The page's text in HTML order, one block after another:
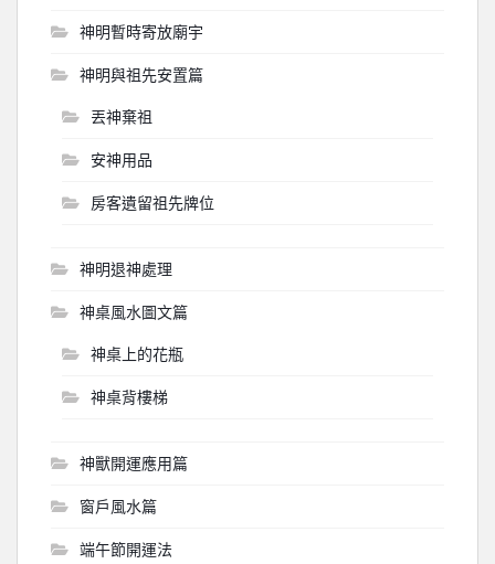
神明暫時寄放廟宇
神明與祖先安置篇
丟神棄祖
安神用品
房客遺留祖先牌位
神明退神處理
神桌風水圖文篇
神桌上的花瓶
神桌背樓梯
神獸開運應用篇
窗戶風水篇
端午節開運法